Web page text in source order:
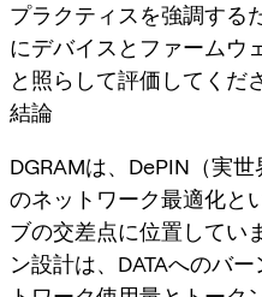
プラクティスを強調する
にデバイスとファームウ
と照らして評価してくだ
結論
DGRAMは、DePIN（実
のネットワーク最適化と
ブの交差点に位置してい
ン設計は、DATAへのバ